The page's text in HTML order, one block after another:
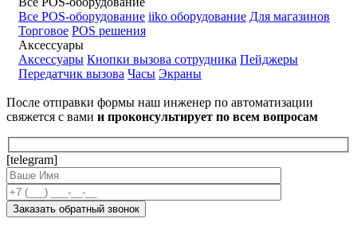
Все POS-оборудование iiko оборудование Для магазинов
Торговое POS решения
Аксессуары
Аксессуары Кнопки вызова сотрудника Пейджеры
Передатчик вызова Часы Экраны
После отправки формы наш инженер по автоматизации
свяжется с вами и проконсультирует по всем вопросам
[telegram]